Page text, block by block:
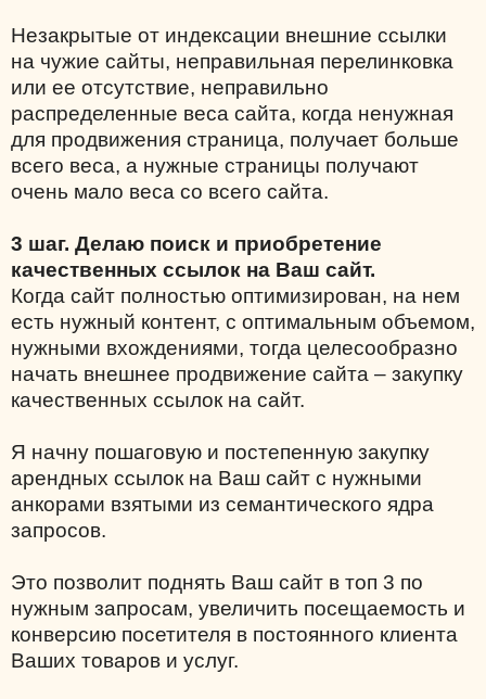
Незакрытые от индексации внешние ссылки
на чужие сайты, неправильная перелинковка
или ее отсутствие, неправильно
распределенные веса сайта, когда ненужная
для продвижения страница, получает больше
всего веса, а нужные страницы получают
очень мало веса со всего сайта.
3 шаг. Делаю поиск и приобретение
качественных ссылок на Ваш сайт.
Когда сайт полностью оптимизирован, на нем
есть нужный контент, с оптимальным объемом,
нужными вхождениями, тогда целесообразно
начать внешнее продвижение сайта – закупку
качественных ссылок на сайт.
Я начну пошаговую и постепенную закупку
арендных ссылок на Ваш сайт с нужными
анкорами взятыми из семантического ядра
запросов.
Это позволит поднять Ваш сайт в топ 3 по
нужным запросам, увеличить посещаемость и
конверсию посетителя в постоянного клиента
Ваших товаров и услуг.